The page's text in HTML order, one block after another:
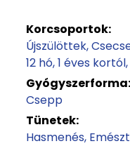
Korcsoportok:
Újszülöttek
12 hó 1 éves kortól
Gyógyszerforma:
Csepp
Tünetek:
Hasmenés